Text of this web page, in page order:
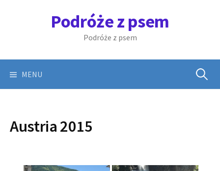
Podróże z psem
Podróże z psem
MENU Szukaj:
Austria 2015